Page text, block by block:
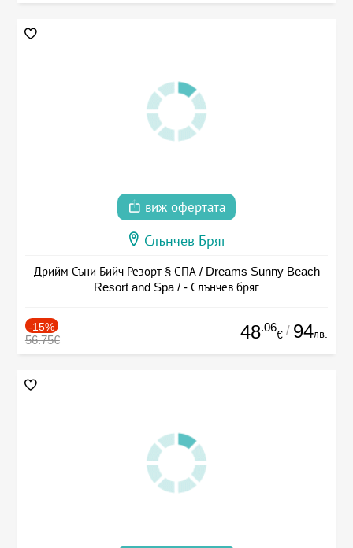
виж офертата
Слънчев Бряг
Дрийм Съни Бийч Резорт § СПА / Dreams Sunny Beach
Resort and Spa / - Слънчев бряг
-15%
56.75€ 48.06
€ / 94лв.